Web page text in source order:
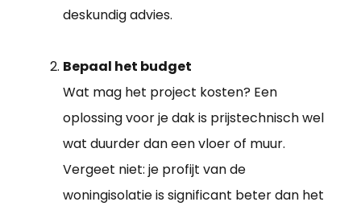
deskundig advies.
Bepaal het budget
Wat mag het project kosten? Een
oplossing voor je dak is prijstechnisch wel
wat duurder dan een vloer of muur.
Vergeet niet: je profijt van de
woningisolatie is significant beter dan het